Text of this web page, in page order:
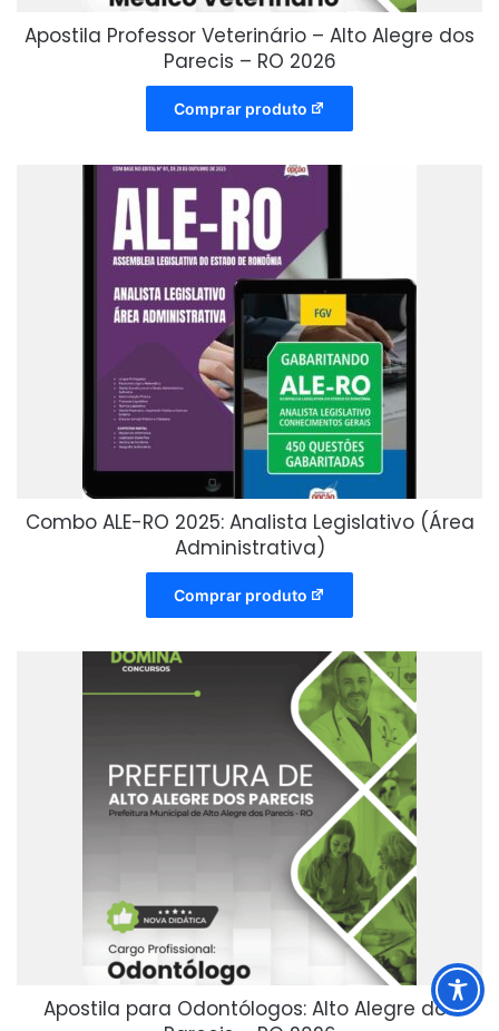
Apostila Professor Veterinário – Alto Alegre dos
Parecis – RO 2026
Comprar produto
Combo ALE-RO 2025: Analista Legislativo (Área
Administrativa)
Comprar produto
Apostila para Odontólogos: Alto Alegre dos